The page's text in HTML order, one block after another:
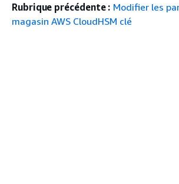
Rubrique précédente : Modifier les
magasin AWS CloudHSM clé